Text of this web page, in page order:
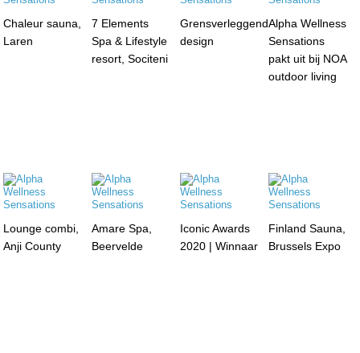
Chaleur sauna,
Laren
7 Elements
Spa & Lifestyle
resort, Sociteni
Grensverleggend
design
Alpha Wellness
Sensations
pakt uit bij NOA
outdoor living
Lounge combi,
Anji County
Amare Spa,
Beervelde
Iconic Awards
2020 | Winnaar
Finland Sauna,
Brussels Expo